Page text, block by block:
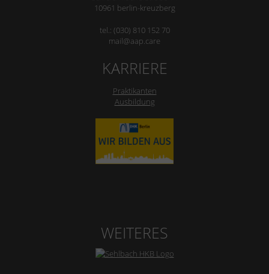
10961 berlin-kreuzberg
tel.: (030) 810 152 70
mail@aap.care
KARRIERE
Praktikanten
Ausbildung
WEITERES